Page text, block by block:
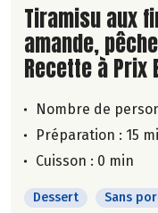
Lire la suite
Tiramisu aux
amande,
Recette à Prix
Nombre de
Préparation : 15
Cuisson : 0 min
Dessert Sans